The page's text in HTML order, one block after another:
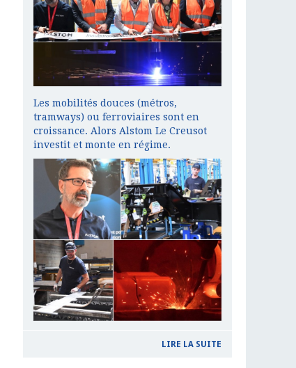
Les mobilités douces (métros,
tramways) ou ferroviaires sont en
croissance. Alors Alstom Le Creusot
investit et monte en régime.
LIRE LA SUITE